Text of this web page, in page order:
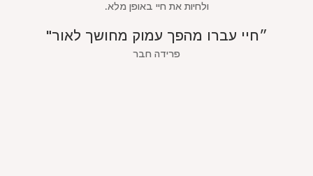
ולחיות את חיי באופן מלא.
״חיי עברו מהפך עמוק מחושך לאור"
פרידה חבר